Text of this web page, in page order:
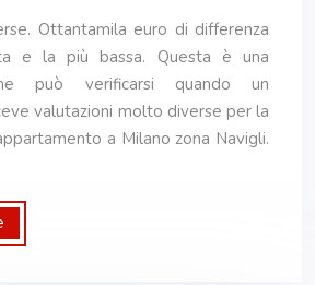
Ottantamila euro di differenza
e la più bassa. Questa è una
può verificarsi quando un
valutazioni molto diverse per la
a Milano zona Navigli.